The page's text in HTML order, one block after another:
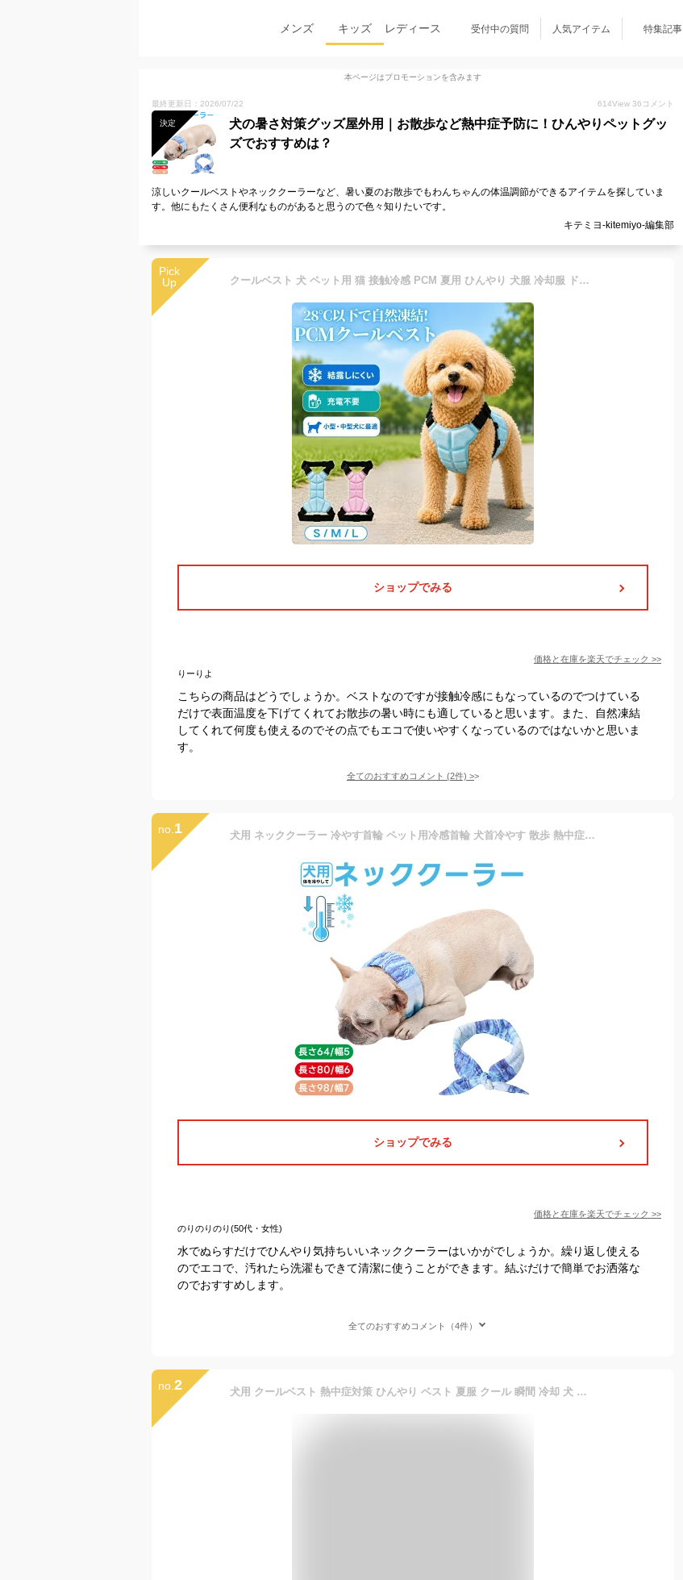
メンズ キッズ レディース 受付中の質問 人気アイテム 特集記事
本ページはプロモーションを含みます
最終更新日：2026/07/22 614View 36 コメント
決定
犬の暑さ対策グッズ屋外用｜お散歩など熱中症予防に！ひんやりペットグッ
ズでおすすめは？
涼しいクールベストやネッククーラーなど、暑い夏のお散歩でもわんちゃんの体温調節ができるアイテムを探していま
す。他にもたくさん便利なものがあると思うので色々知りたいです。
キテミヨ-kitemiyo-編集部
Pick
Up
クールベスト 犬 ペット用 猫 接触冷感 PCM 夏用 ひんやり 犬服 冷却服 ドッグウェア 28度 自然凍結 電源不要 繰り返し使える 小型犬 中型 大型犬 結露しにくい サイズ調整可能 軽量 室内 屋外 散歩 アウトドア ドライブ 暑さ 熱中症対策 省エネ
ショップでみる
価格と在庫を楽天でチェック >>
りーりよ
こちらの商品はどうでしょうか。ベストなのですが接触冷感にもなっているのでつけている
だけで表面温度を下げてくれてお散歩の暑い時にも適していると思います。また、自然凍結
してくれて何度も使えるのでその点でもエコで使いやすくなっているのではないかと思いま
す。
全てのおすすめコメント (2件) >
no. 1 犬用 ネッククーラー 冷やす首輪 ペット用冷感首輪 犬首冷やす 散歩 熱中症対策 暑さ対策 大型犬 中型犬 対応 ペットグッズ ペット用品 スカーフ ひんやり グッズ クール 瞬間 冷却 夏 散歩 お出かけ アウトドア 屋外 首冷やす 首クール バンダナ 冷たい 水洗い可能
ショップでみる
価格と在庫を楽天でチェック >>
のりのりのり(50代・女性)
水でぬらすだけでひんやり気持ちいいネッククーラーはいかがでしょうか。繰り返し使える
のでエコで、汚れたら洗濯もできて清潔に使うことができます。結ぶだけで簡単でお洒落な
のでおすすめします。
全てのおすすめコメント（4件）
no. 2 犬用 クールベスト 熱中症対策 ひんやり ベスト 夏服 クール 瞬間 冷却 犬 夏バテ 暑さ対策 散歩 お出かけ 屋外 犬服 ペットウェア クールウェア おしゃれ かわいい カッティング パイピング 葉っぱ模様 反射材 夜間 安心 安全 洗濯可能 ペット用品 ペットグッズ